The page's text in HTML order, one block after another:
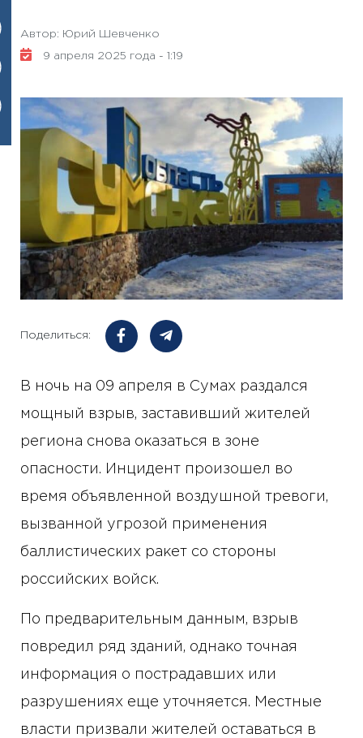
Автор: Юрий Шевченко
9 апреля 2025 года - 1:19
Поделиться:
В ночь на 09 апреля в Сумах раздался
мощный взрыв, заставивший жителей
региона снова оказаться в зоне
опасности. Инцидент произошел во
время объявленной воздушной тревоги,
вызванной угрозой применения
баллистических ракет со стороны
российских войск.
По предварительным данным, взрыв
повредил ряд зданий, однако точная
информация о пострадавших или
разрушениях еще уточняется. Местные
власти призвали жителей оставаться в